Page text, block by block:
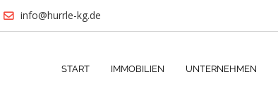
info@hurrle-kg.de
START IMMOBILIEN UNTERNEHMEN